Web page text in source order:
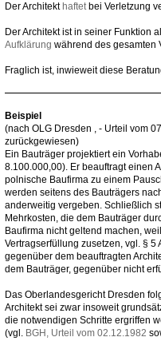
Der Architekt haftetbei Verletzung
Der Architekt ist in seiner Funktion
Aufklärung während des gesamten
Fraglich ist, inwieweit diese
Beispiel
(nach OLG Dresden , - Urteil vom
zurückgewiesen)
Ein Bauträger projektiert ein
8.100.000,00). Er beauftragt einen
polnische Baufirma zu einem
werden seitens des Bauträgers
anderweitig vergeben. Schließlich
Mehrkosten, die dem Bauträger
Baufirma nicht geltend machen,
Vertragserfüllung zusetzen, vgl. § 5
gegenüber dem beauftragten
dem Bauträger, gegenüber nicht
Das Oberlandesgericht Dresden
Architekt sei zwar insoweit
die notwendigen Schritte ergriffen
(vgl. BGH, Urteil vom 02.12.1982